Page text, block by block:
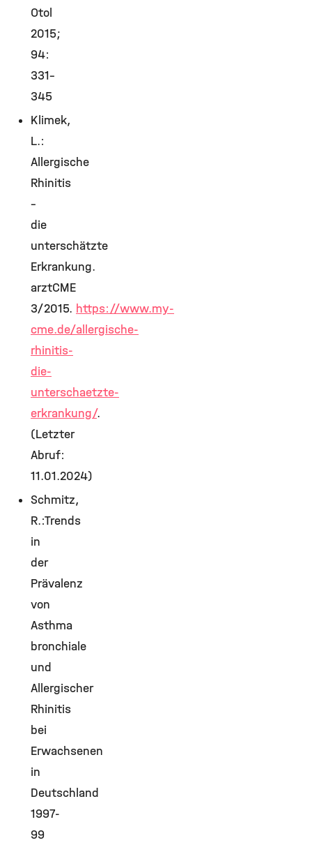
Otol
2015;
94:
331–
345
Klimek,
L.:
Allergische
Rhinitis
–
die
unterschätzte
Erkrankung.
arztCME
3/2015. https://www.my-
cme.de/allergische-
rhinitis-
die-
unterschaetzte-
erkrankung/.
(Letzter
Abruf:
11.01.2024)
Schmitz,
R.:Trends
in
der
Prävalenz
von
Asthma
bronchiale
und
Allergischer
Rhinitis
bei
Erwachsenen
in
Deutschland
1997-
99